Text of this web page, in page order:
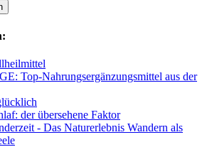
Top-Nahrungsergänzungsmittel aus der
der übersehene Faktor
- Das Naturerlebnis Wandern als